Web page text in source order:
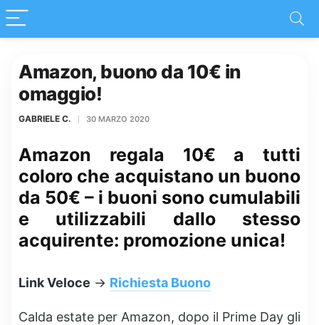
Amazon, buono da 10€ in
omaggio!
GABRIELE C. 30 MARZO 2020
Amazon regala 10€ a tutti
coloro che acquistano un buono
da 50€ – i buoni sono cumulabili
e utilizzabili dallo stesso
acquirente: promozione unica!
Link Veloce -> Richiesta Buono
Calda estate per Amazon, dopo il Prime Day gli